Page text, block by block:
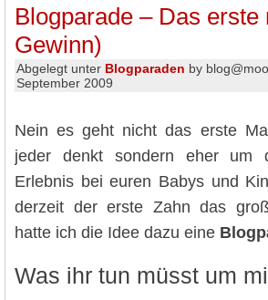
Blogparade – Das
Gewinn)
Abgelegt unter Blogparaden by
September 2009
Nein es geht nicht das erste
jeder denkt sondern eher um
Erlebnis bei euren Babys und
derzeit der erste Zahn das
hatte ich die Idee dazu eine
Was ihr tun müsst um